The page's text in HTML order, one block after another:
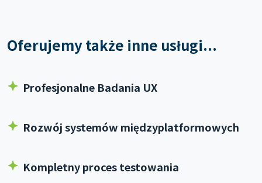
Oferujemy także inne usługi...
Profesjonalne Badania UX
Rozwój systemów międzyplatformowych
Kompletny proces testowania